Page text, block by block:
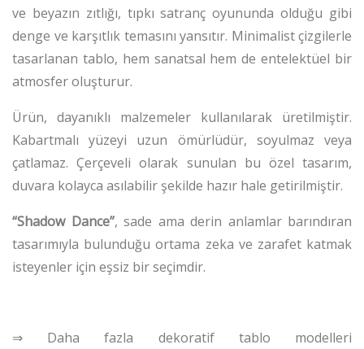
ve beyazın zıtlığı, tıpkı satranç oyununda olduğu gibi
denge ve karşıtlık temasını yansıtır. Minimalist çizgilerle
tasarlanan tablo, hem sanatsal hem de entelektüel bir
atmosfer oluşturur.
Ürün, dayanıklı malzemeler kullanılarak üretilmiştir.
Kabartmalı yüzeyi uzun ömürlüdür, soyulmaz veya
çatlamaz. Çerçeveli olarak sunulan bu özel tasarım,
duvara kolayca asılabilir şekilde hazır hale getirilmiştir.
“Shadow Dance”, sade ama derin anlamlar barındıran
tasarımıyla bulunduğu ortama zeka ve zarafet katmak
isteyenler için eşsiz bir seçimdir.
⇒ Daha fazla dekoratif tablo modelleri